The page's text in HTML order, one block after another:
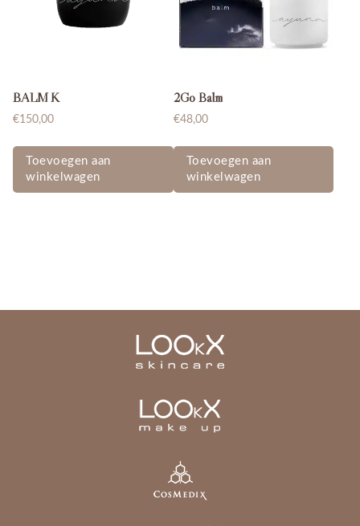
BALM K
€150,00
Toevoegen aan
winkelwagen
2Go Balm
€48,00
Toevoegen aan
winkelwagen